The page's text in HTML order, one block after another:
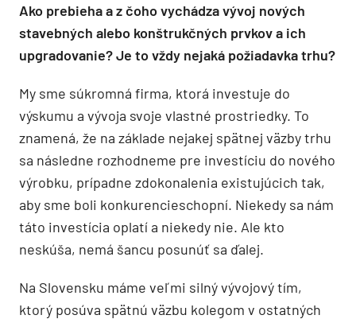
Ako prebieha a z čoho vychádza vývoj nových
stavebných alebo konštrukčných prvkov a ich
upgradovanie? Je to vždy nejaká požiadavka trhu?
My sme súkromná firma, ktorá investuje do
výskumu a vývoja svoje vlastné prostriedky. To
znamená, že na základe nejakej spätnej väzby trhu
sa následne rozhodneme pre investíciu do nového
výrobku, prípadne zdokonalenia existujúcich tak,
aby sme boli konkurencieschopní. Niekedy sa nám
táto investícia oplatí a niekedy nie. Ale kto
neskúša, nemá šancu posunúť sa ďalej.
Na Slovensku máme veľmi silný vývojový tím,
ktorý posúva spätnú väzbu kolegom v ostatných